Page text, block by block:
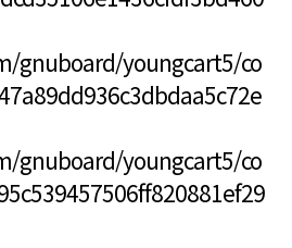
gnuboard/youngcart5/co
gnuboard/youngcart5/co